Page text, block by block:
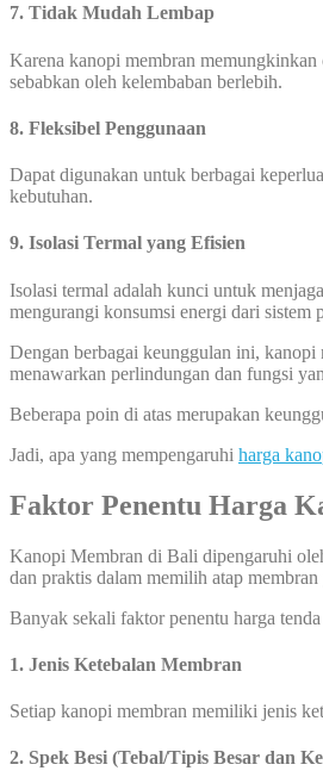
7. Tidak Mudah Lembap
Karena kanopi membran
sebabkan oleh kelembaban berlebih.
8. Fleksibel Penggunaan
Dapat digunakan untuk berbagai
kebutuhan.
9. Isolasi Termal yang Efisien
Isolasi termal adalah kunci untuk
mengurangi konsumsi energi dari sistem
Dengan berbagai keunggulan ini,
menawarkan perlindungan dan fungsi
Beberapa poin di atas merupakan
Jadi, apa yang mempengaruhi harga
Faktor Penentu Harga
Kanopi Membran di Bali dipengaruhi
dan praktis dalam memilih atap
Banyak sekali faktor penentu harga
1. Jenis Ketebalan Membran
Setiap kanopi membran memiliki jenis
2. Spek Besi (Tebal/Tipis Besar dan